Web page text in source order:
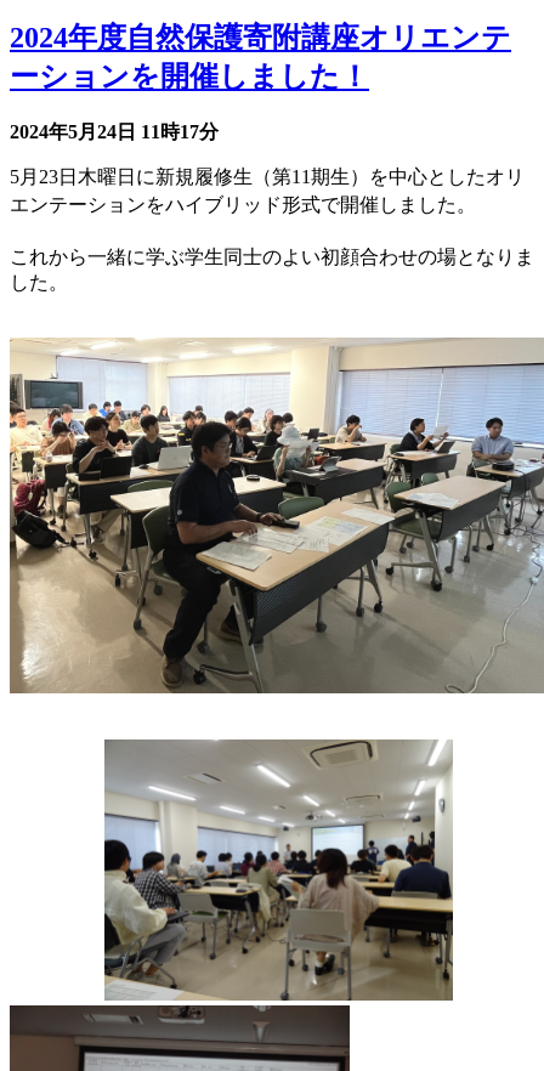
2024年度自然保護寄附講座オリエンテ
ーションを開催しました！
2024年5月24日 11時17分
5月23日木曜日に新規履修生（第11期生）を中心としたオリ
エンテーションをハイブリッド形式で開催しました。
これから一緒に学ぶ学生同士のよい初顔合わせの場となりま
した。